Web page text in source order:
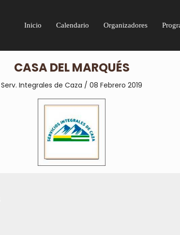
Inicio Calendario Organizadores
CASA DEL MARQUÉS
Serv. Integrales de Caza / 08 Febrero 2019